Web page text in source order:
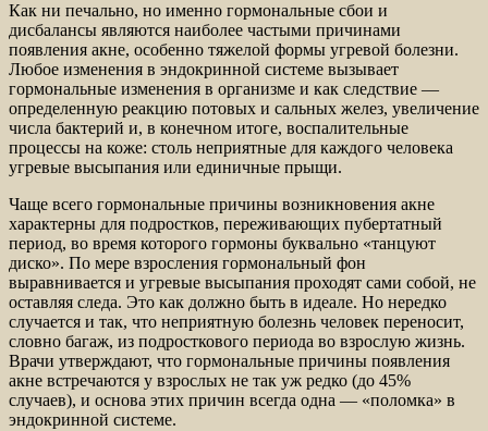
Как ни печально, но именно гормональные сбои и
дисбалансы являются наиболее частыми причинами
появления акне, особенно тяжелой формы угревой болезни.
Любое изменения в эндокринной системе вызывает
гормональные изменения в организме и как следствие —
определенную реакцию потовых и сальных желез, увеличение
числа бактерий и, в конечном итоге, воспалительные
процессы на коже: столь неприятные для каждого человека
угревые высыпания или единичные прыщи.
Чаще всего гормональные причины возникновения акне
характерны для подростков, переживающих пубертатный
период, во время которого гормоны буквально «танцуют
диско». По мере взросления гормональный фон
выравнивается и угревые высыпания проходят сами собой, не
оставляя следа. Это как должно быть в идеале. Но нередко
случается и так, что неприятную болезнь человек переносит,
словно багаж, из подросткового периода во взрослую жизнь.
Врачи утверждают, что гормональные причины появления
акне встречаются у взрослых не так уж редко (до 45%
случаев), и основа этих причин всегда одна — «поломка» в
эндокринной системе.